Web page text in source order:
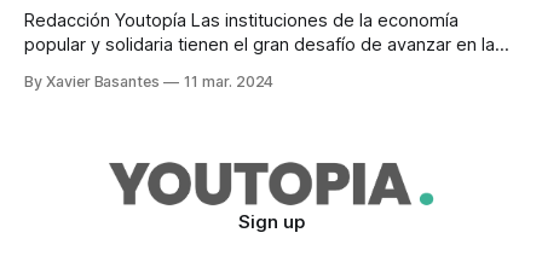
Redacción Youtopía Las instituciones de la economía
popular y solidaria tienen el gran desafío de avanzar en la
pago, para afianzar su sostenibilidad. Ramiro Baldeón,
By Xavier Basantes 11 mar. 2024
Sign up